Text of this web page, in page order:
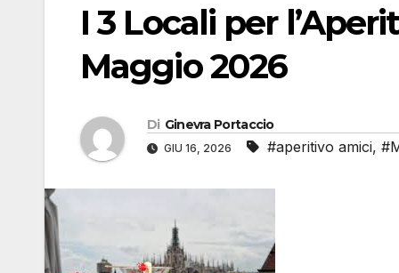
I 3 Locali per
Maggio 2026
Di Ginevra Portaccio
GIU 16, 2026 #aperitivo amici,